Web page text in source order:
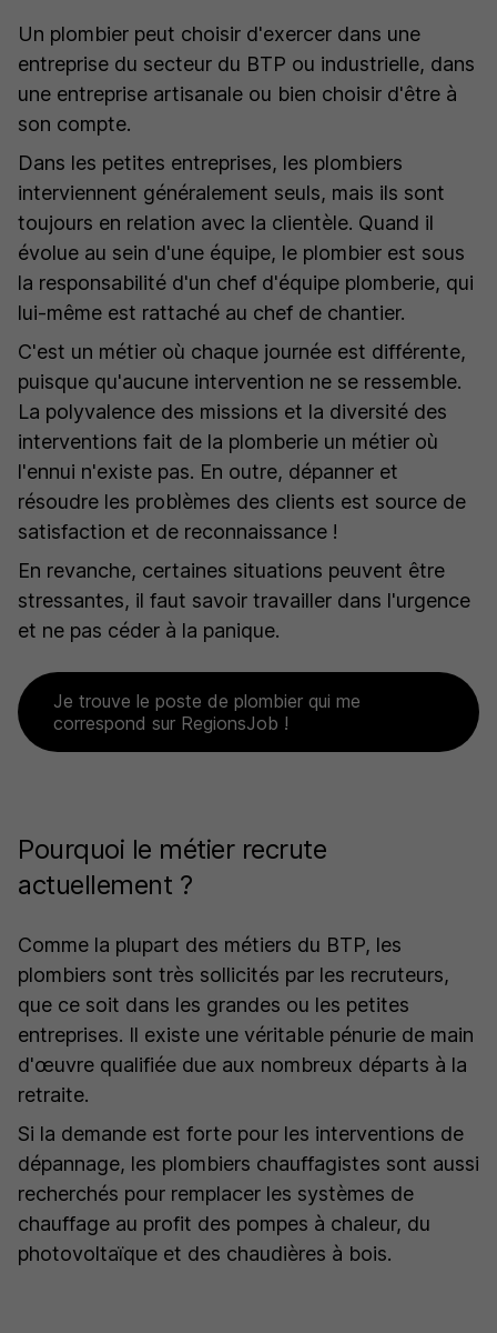
Un plombier peut choisir d'exercer dans une
entreprise du secteur du BTP ou industrielle, dans
une entreprise artisanale ou bien choisir d'être à
son compte.
Dans les petites entreprises, les plombiers
interviennent généralement seuls, mais ils sont
toujours en relation avec la clientèle. Quand il
évolue au sein d'une équipe, le plombier est sous
la responsabilité d'un chef d'équipe plomberie, qui
lui-même est rattaché au chef de chantier.
C'est un métier où chaque journée est différente,
puisque qu'aucune intervention ne se ressemble.
La polyvalence des missions et la diversité des
interventions fait de la plomberie un métier où
l'ennui n'existe pas. En outre, dépanner et
résoudre les problèmes des clients est source de
satisfaction et de reconnaissance !
En revanche, certaines situations peuvent être
stressantes, il faut savoir travailler dans l'urgence
et ne pas céder à la panique.
Je trouve le poste de plombier qui me
correspond sur RegionsJob !
Pourquoi le métier recrute
actuellement ?
Comme la plupart des métiers du BTP, les
plombiers sont très sollicités par les recruteurs,
que ce soit dans les grandes ou les petites
entreprises. Il existe une véritable pénurie de main
d'œuvre qualifiée due aux nombreux départs à la
retraite.
Si la demande est forte pour les interventions de
dépannage, les plombiers chauffagistes sont aussi
recherchés pour remplacer les systèmes de
chauffage au profit des pompes à chaleur, du
photovoltaïque et des chaudières à bois.